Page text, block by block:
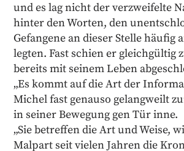
und es lag nicht der verzweifelte
hinter den Worten, den
Gefangene an dieser Stelle häufig
legten. Fast schien er gleichgültig
bereits mit seinem Leben
„Es kommt auf die Art der
Michel fast genauso gelangweilt
in seiner Bewegung gen Tür inne.
„Sie betreffen die Art und Weise,
Malpart seit vielen Jahren die